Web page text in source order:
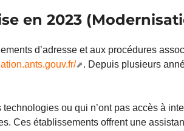
en 2023
d’adresse et aux procédures
. Depuis plusieurs
ou qui n’ont pas accès à
Ces établissements offrent une